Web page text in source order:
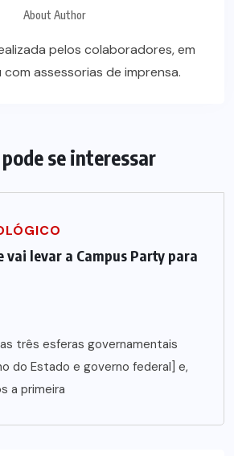
About Author
pelos colaboradores, em
assessorias de imprensa.
se interessar
vai levar a Campus Party para
três esferas governamentais
do Estado e governo federal] e,
a primeira